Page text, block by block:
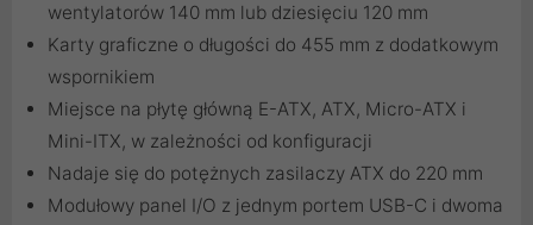
wentylatorów 140 mm lub dziesięciu 120 mm
Karty graficzne o długości do 455 mm z dodatkowym
wspornikiem
Miejsce na płytę główną E-ATX, ATX, Micro-ATX i
Mini-ITX, w zależności od konfiguracji
Nadaje się do potężnych zasilaczy ATX do 220 mm
Modułowy panel I/O z jednym portem USB-C i dwoma